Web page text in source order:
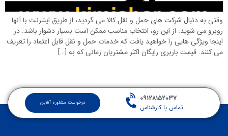
وقتی به دنبال شرکت های حمل و نقل کالا می گردید، از طریق اینترنت با آنها
روبرو می شوید. از این رو، انتخاب مناسب ممکن است بسیار دشوار باشد. در
اینجا ویژگی هایی را خواهید یافت که خدمات حمل و نقل قابل اعتماد را تعریف
می کنند. قیمت باربری رایگان اکثر مشتریان زمانی که به […]
۰۹۱۲۸۱۵۲۰۳۷
تماس با کارشناس درخواست مشاوره آنلاین